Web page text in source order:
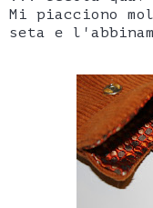
Mi piacciono
seta e